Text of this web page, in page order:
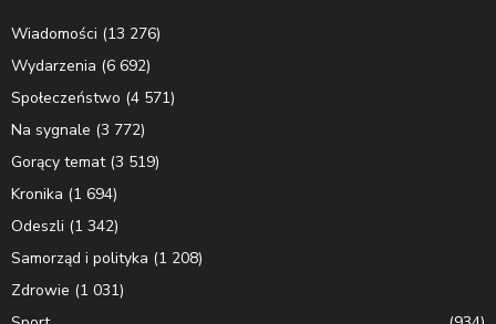
Wiadomości (13 276)
Wydarzenia (6 692)
Społeczeństwo (4 571)
Na sygnale (3 772)
Gorący temat(3 519)
Kronika (1 694)
Odeszli (1 342)
Samorząd i polityka (1 208)
Zdrowie (1 031)